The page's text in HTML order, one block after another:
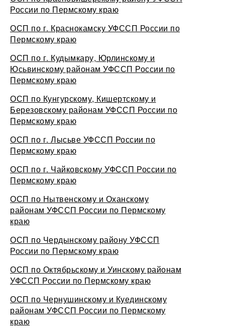
России по Пермскому краю
ОСП по г. Краснокамску УФССП России по
Пермскому краю
ОСП по г. Кудымкару, Юрлинскому и
Юсьвинскому районам УФССП России по
Пермскому краю
ОСП по Кунгурскому, Кишертскому и
Березовскому районам УФССП России по
Пермскому краю
ОСП по г. Лысьве УФССП России по
Пермскому краю
ОСП по г. Чайковскому УФССП России по
Пермскому краю
ОСП по Нытвенскому и Оханскому
районам УФССП России по Пермскому
краю
ОСП по Чердынскому району УФССП
России по Пермскому краю
ОСП по Октябрьскому и Уинскому районам
УФССП России по Пермскому краю
ОСП по Чернушинскому и Куединскому
районам УФССП России по Пермскому
краю